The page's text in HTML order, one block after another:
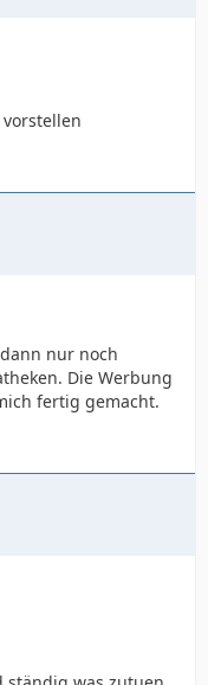
nur noch
Die Werbung
fertig gemacht.